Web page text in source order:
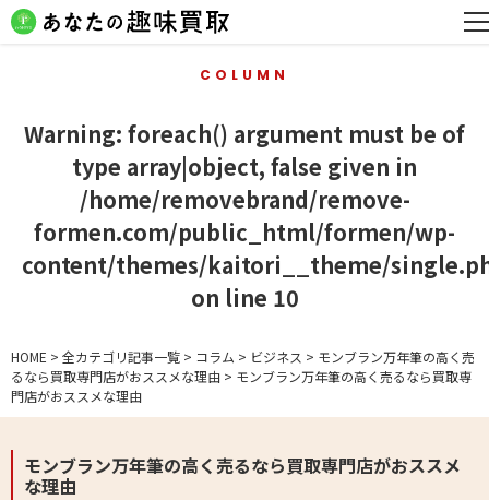
COLUMN
Warning: foreach() argument must be of
type array|object, false given in
/home/removebrand/remove-
formen.com/public_html/formen/wp-
content/themes/kaitori__theme/
on line 10
HOME > 全カテゴリ記事一覧 > コラム > ビジネス > モンブラン万年筆の高く売
るなら買取専門店がおススメな理由 > モンブラン万年筆の高く売るなら買取専
門店がおススメな理由
モンブラン万年筆の高く売るなら買取専門店がおススメ
な理由